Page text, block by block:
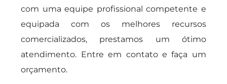
com uma equipe profissional competente e
equipada com os melhores recursos
comercializados, prestamos um ótimo
atendimento. Entre em contato e faça um
orçamento.